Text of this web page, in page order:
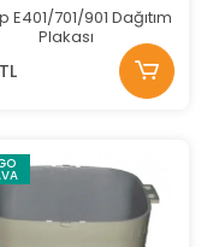
E401/701/901 Dağıtım
Plakası